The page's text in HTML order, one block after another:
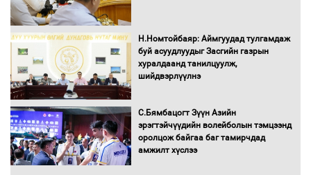
Н.Номтойбаяр: Аймгуудад тулгамдаж
буй асуудлуудыг Засгийн газрын
хуралдаанд танилцуулж,
шийдвэрлүүлнэ
С.Бямбацогт Зүүн Азийн
эрэгтэйчүүдийн волейболын тэмцээнд
оролцож байгаа баг тамирчдад
амжилт хүслээ